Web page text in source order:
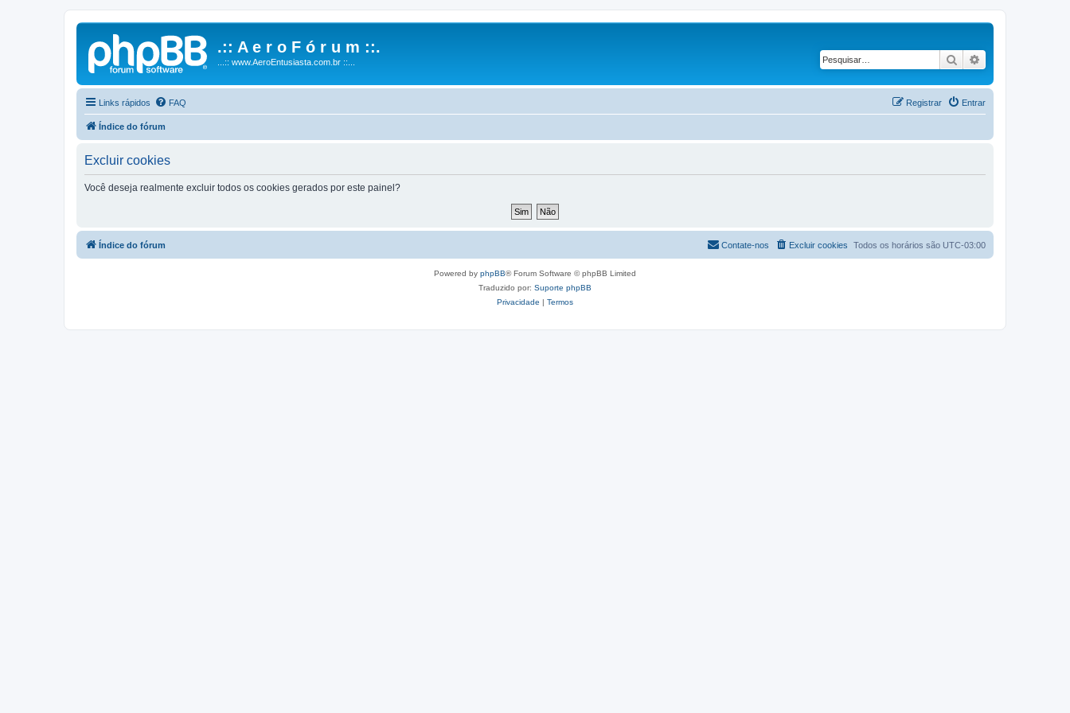
.:: A e r o F ó r u m ::.
...:: www.AeroEntusiasta.com.br ::... Pesquisar
Links rápidos FAQ Entrar
Registrar
Índice do fórum
Excluir cookies
Você deseja realmente excluir todos os cookies gerados por este painel?
Índice do fórum Todos os horários são UTC-03:00
Excluir cookies
Contate-nos
Powered by phpBB® Forum Software © phpBB Limited
Traduzido por: Suporte phpBB
Privacidade | Termos